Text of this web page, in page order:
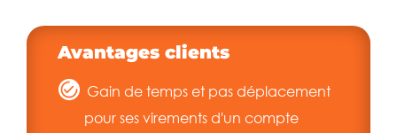
Avantages clients
Gain de temps et pas déplacement
pour ses virements d'un compte